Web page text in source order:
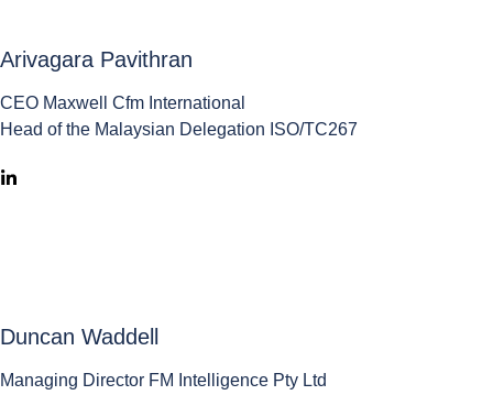
Arivagara Pavithran
CEO Maxwell Cfm International
Head of the Malaysian Delegation ISO/TC267
Duncan Waddell
Managing Director FM Intelligence Pty Ltd